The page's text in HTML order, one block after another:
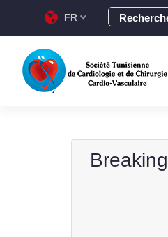
FR